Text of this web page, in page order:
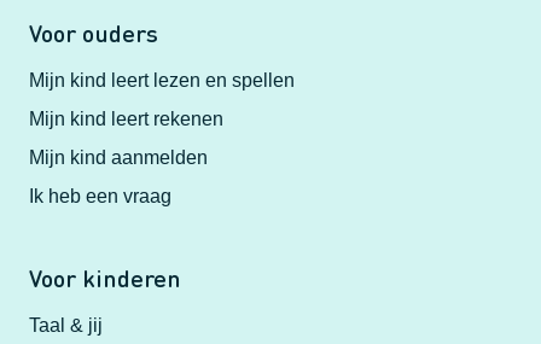
Voor ouders
Mijn kind leert lezen en spellen
Mijn kind leert rekenen
Mijn kind aanmelden
Ik heb een vraag
Voor kinderen
Taal & jij